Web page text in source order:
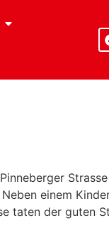
Strasse
einem
taten der guten